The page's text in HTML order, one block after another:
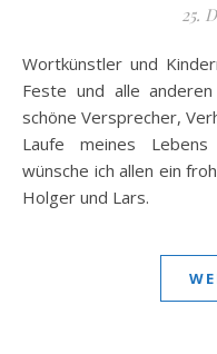
25.
Wortkünstler und Kindermund – Weihnachten ist wie alle
Feste und alle
schöne Versprecher,
Laufe meines Lebens
wünsche ich allen ein
Holger und Lars.